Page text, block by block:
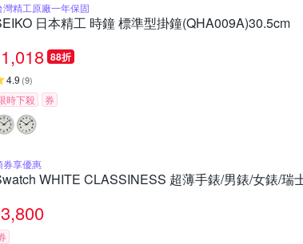
灣精工原廠一年保固
日本精工 時鐘 標準型掛鐘(QHA009A)30.5cm
1,018 88折
4.9 (9)
時下殺 券
券享優惠
WHITE CLASSINESS 超薄手錶/男錶/女錶/瑞
3,800